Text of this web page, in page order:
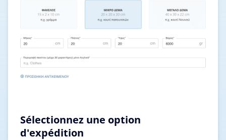
Sélectionnez une option
d'expédition